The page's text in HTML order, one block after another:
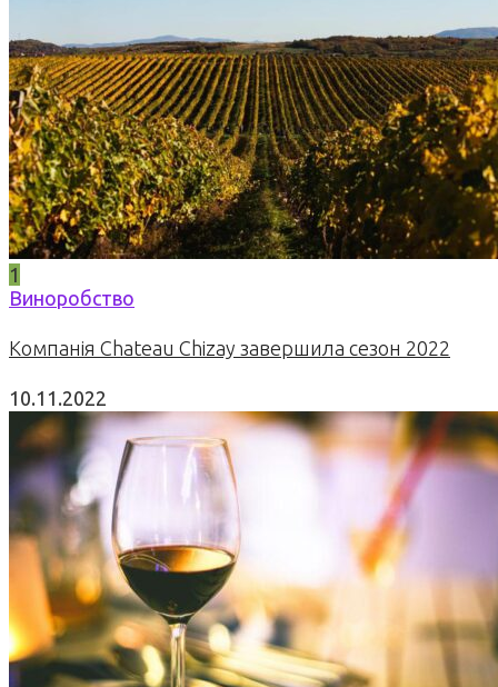
1
Виноробство
Компанія Chateau Chizay завершила сезон 2022
10.11.2022